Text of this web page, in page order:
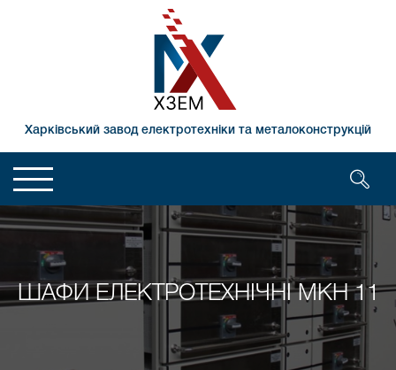
Харківський завод електротехніки та металоконструкцій
ШАФИ ЕЛЕКТРОТЕХНІЧНІ МКН 11